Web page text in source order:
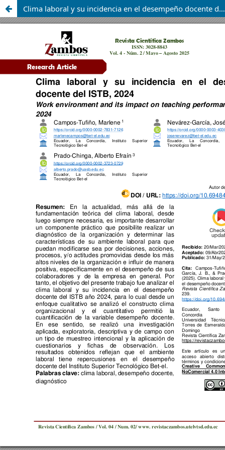
Clima laboral y su incidencia en el desempeño docente del ISTB, 2024